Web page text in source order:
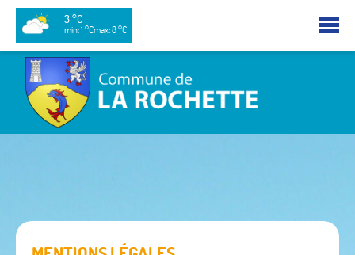
3 °C
min: 1 °Cmax: 8 °C